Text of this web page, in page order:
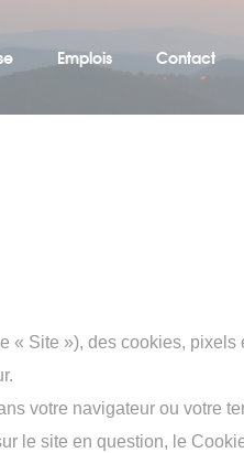
Emplois Contact
« Site »), des cookies,
votre navigateur ou votre
le site en question, le